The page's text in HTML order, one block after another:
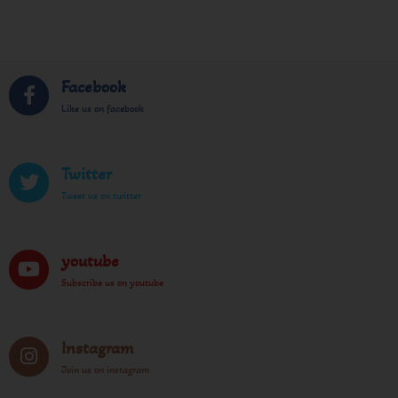
Facebook
Like us on facebook
Twitter
Tweet us on twitter
youtube
Subscribe us on youtube
Instagram
Join us on instagram